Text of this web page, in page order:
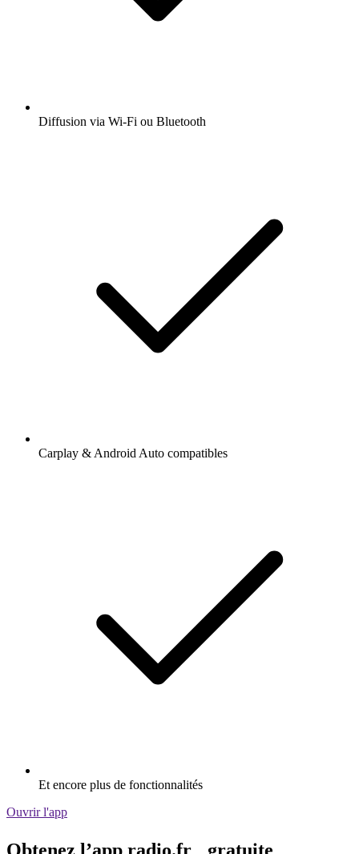
Diffusion via Wi-Fi ou Bluetooth
Carplay & Android Auto compatibles
Et encore plus de fonctionnalités
Ouvrir l'app